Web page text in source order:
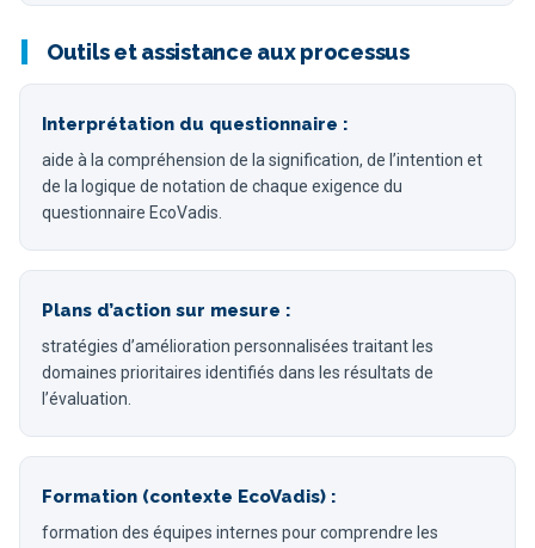
Outils et assistance aux processus
Interprétation du questionnaire :
aide à la compréhension de la signification, de l’intention et
de la logique de notation de chaque exigence du
questionnaire EcoVadis.
Plans d’action sur mesure :
stratégies d’amélioration personnalisées traitant les
domaines prioritaires identifiés dans les résultats de
l’évaluation.
Formation (contexte EcoVadis) :
formation des équipes internes pour comprendre les